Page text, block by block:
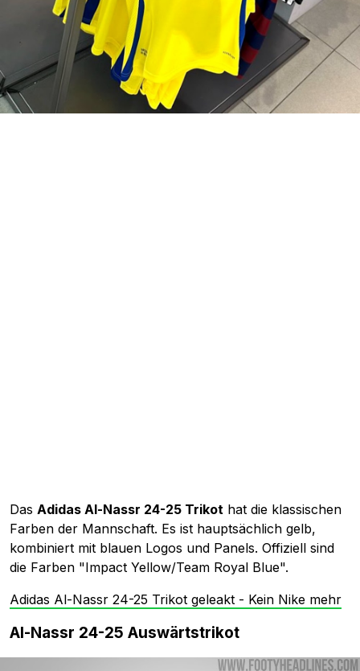
Das Adidas Al-Nassr 24-25 Trikot hat die klassischen
Farben der Mannschaft. Es ist hauptsächlich gelb,
kombiniert mit blauen Logos und Panels. Offiziell sind
die Farben "Impact Yellow/Team Royal Blue".
Adidas Al-Nassr 24-25 Trikot geleakt - Kein Nike mehr
Al-Nassr 24-25 Auswärtstrikot